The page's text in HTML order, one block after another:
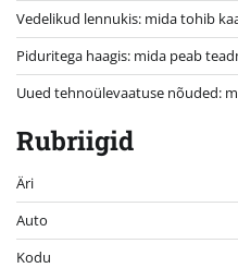
Vedelikud lennukis: mida tohib
Piduritega haagis: mida peab
Uued tehnoülevaatuse nõuded:
Rubriigid
Äri
Auto
Kodu